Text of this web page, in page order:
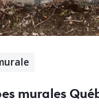
murales